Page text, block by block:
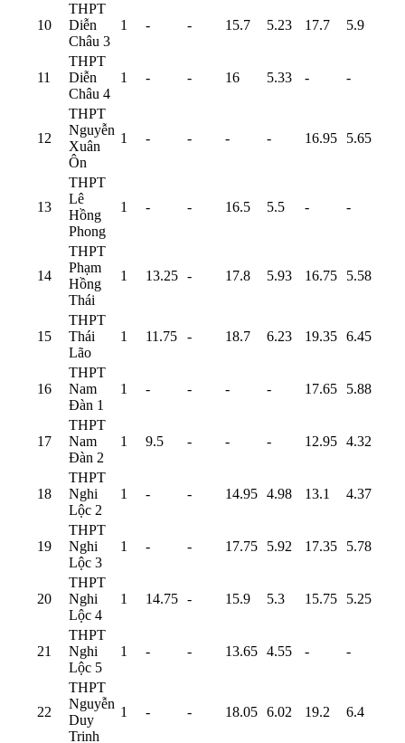
10
THPT
Diễn
Châu 3
1 - - 15.7 5.23 17.7 5.9
11
THPT
Diễn
Châu 4
1 - - 16 5.33 - -
12
THPT
Nguyễn
Xuân
Ôn
1 - - - - 16.95 5.65
13
THPT
Lê
Hồng
Phong
1 - - 16.5 5.5 - -
14
THPT
Phạm
Hồng
Thái
1 13.25 - 17.8 5.93 16.75 5.58
15
THPT
Thái
Lão
1 11.75 - 18.7 6.23 19.35 6.45
16
THPT
Nam
Đàn 1
1 - - - - 17.65 5.88
17
THPT
Nam
Đàn 2
1 9.5 - - - 12.95 4.32
18
THPT
Nghi
Lộc 2
1 - - 14.95 4.98 13.1 4.37
19
THPT
Nghi
Lộc 3
1 - - 17.75 5.92 17.35 5.78
20
THPT
Nghi
Lộc 4
1 14.75 - 15.9 5.3 15.75 5.25
21
THPT
Nghi
Lộc 5
1 - - 13.65 4.55 - -
22
THPT
Nguyễn
Duy
Trinh
1 - - 18.05 6.02 19.2 6.4